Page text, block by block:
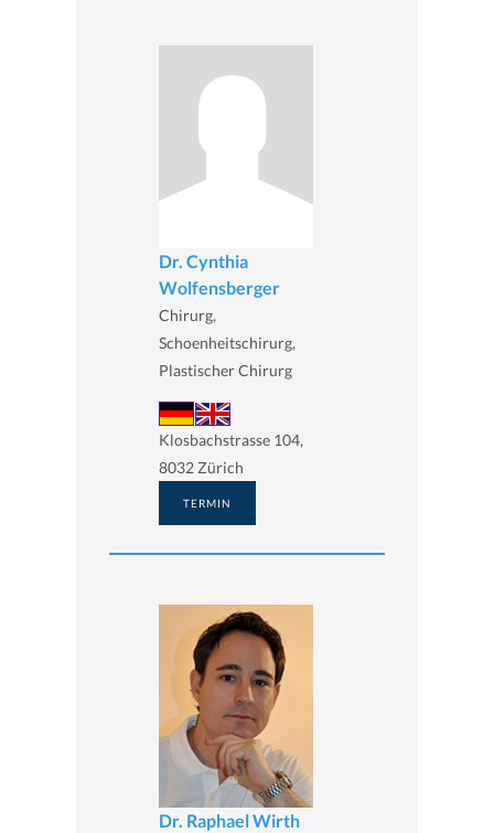
Dr. Cynthia
Wolfensberger
Chirurg,
Schoenheitschirurg,
Plastischer Chirurg
Klosbachstrasse 104,
8032 Zürich
TERMIN
Dr. Raphael Wirth